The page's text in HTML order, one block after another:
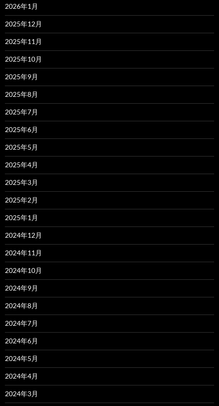
2026年1月
2025年12月
2025年11月
2025年10月
2025年9月
2025年8月
2025年7月
2025年6月
2025年5月
2025年4月
2025年3月
2025年2月
2025年1月
2024年12月
2024年11月
2024年10月
2024年9月
2024年8月
2024年7月
2024年6月
2024年5月
2024年4月
2024年3月